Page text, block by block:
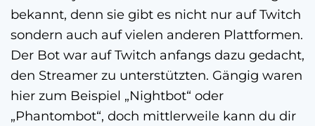
bekannt, denn sie gibt es nicht nur auf Twitch
sondern auch auf vielen anderen Plattformen.
Der Bot war auf Twitch anfangs dazu gedacht,
den Streamer zu unterstützten. Gängig waren
hier zum Beispiel „Nightbot“ oder
„Phantombot“, doch mittlerweile kann du dir